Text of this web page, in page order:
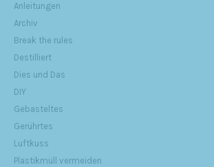
Anleitungen
Archiv
Break the rules
Destilliert
Dies und Das
DIY
Gebasteltes
Gerührtes
Luftkuss
Plastikmüll vermeiden